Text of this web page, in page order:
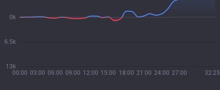
00:00 03:00 06:00 09:00 12:00 15:00 18:00 21:00 24:00 27:00 32:25
13k
6.5k
0k